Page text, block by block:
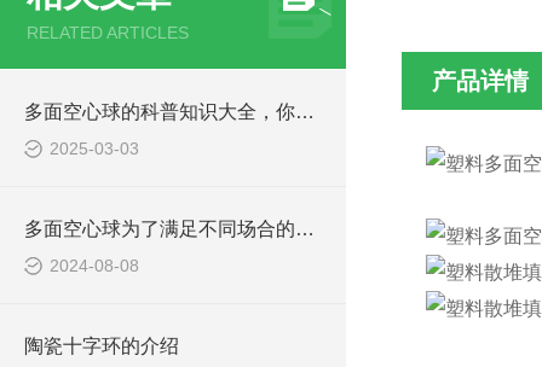
RELATED ARTICLES
多面空心球的科普知识大全，你真不一定都知道
2025-03-03
多面空心球为了满足不同场合的需求，有着多种规格
2024-08-08
陶瓷十字环的介绍
产品详情